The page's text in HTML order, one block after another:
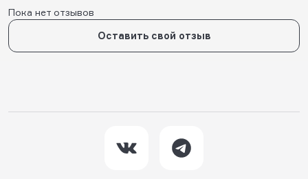
Пока нет отзывов
Оставить свой отзыв